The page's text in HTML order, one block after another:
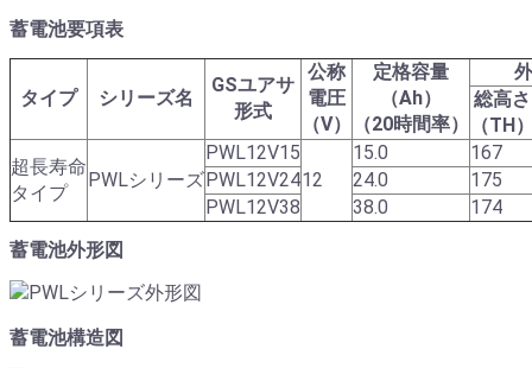
蓄電池要項表
タイプ シリーズ名
GSユアサ
形式
公称
電圧
（V）
定格容量
（Ah）
（20時間率）
総高さ
（TH
超長寿命
タイプ
PWLシリーズ
PWL12V15
12
15.0
167
PWL12V24
24.0
175
PWL12V38
38.0
174
蓄電池外形図
蓄電池構造図